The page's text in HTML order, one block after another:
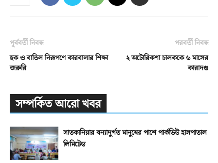
পূর্ববর্তী নিবন্ধ
হক ও বাতিল নিরূপণে কারবালার শিক্ষা
জরুরি
পরবর্তী নিবন্ধ
২ অটোরিকশা চালককে ৬ মাসের
কারাদণ্ড
সম্পর্কিত আরো খবর
সাতকানিয়ার বন্যাদুর্গত মানুষের পাশে পার্কভিউ হাসপাতাল
লিমিটেড